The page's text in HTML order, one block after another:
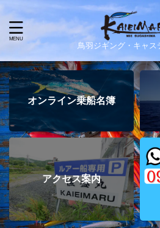
鳥羽ジギング・キャス
オンライン乗船名簿
アクセス案内